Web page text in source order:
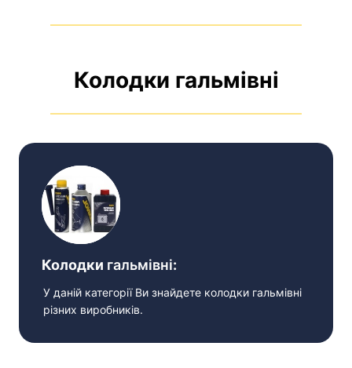
Колодки гальмівні
Колодки гальмівні:
У даній категорії Ви знайдете колодки гальмівні
різних виробників.